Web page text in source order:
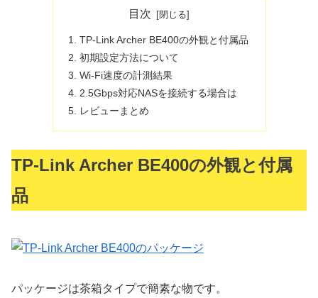
目次
TP-Link Archer BE400の外観と付属品
初期設定方法について
Wi-Fi速度の計測結果
2.5Gbps対応NASを接続する場合は
レビューまとめ
TP-Link Archer BE400の外観と付属
品
パッケージは茶箱タイプで簡素な物です。